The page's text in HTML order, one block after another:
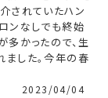
変わって
工を施すこ
2023/04/04
されていたハン
ンなしでも終始
多かったので、生
ました。今年の春